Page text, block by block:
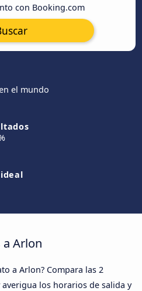
con Booking.com
el mundo
Arlon
a Arlon? Compara las 2
los horarios de salida y